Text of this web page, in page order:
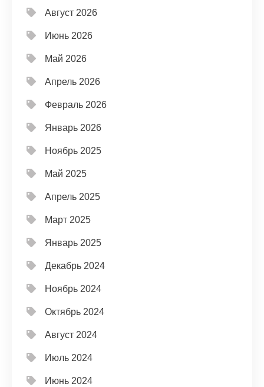
Август 2026
Июнь 2026
Май 2026
Апрель 2026
Февраль 2026
Январь 2026
Ноябрь 2025
Май 2025
Апрель 2025
Март 2025
Январь 2025
Декабрь 2024
Ноябрь 2024
Октябрь 2024
Август 2024
Июль 2024
Июнь 2024